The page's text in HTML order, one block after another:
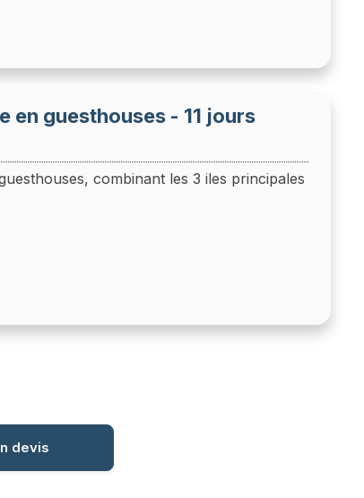
en guesthouses - 11 jours
combinant les 3 iles principales
devis